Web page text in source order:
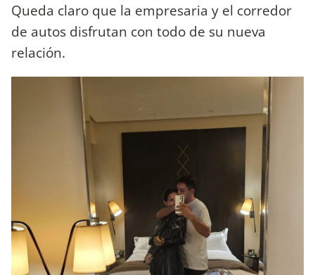
Queda claro que la empresaria y el corredor
de autos disfrutan con todo de su nueva
relación.